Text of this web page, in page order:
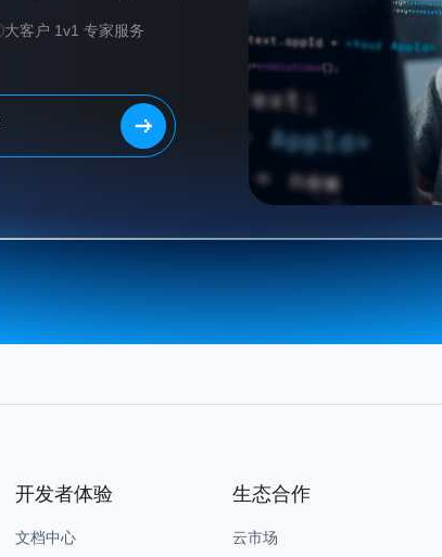
大客户 1v1 专家服务
开发者体验
文档中心
生态合作
云市场